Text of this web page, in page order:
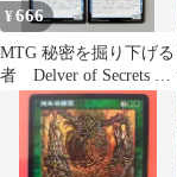
¥666
MTG 秘密を掘り下げる
者 Delver of Secrets 昆
虫の逸脱者 4